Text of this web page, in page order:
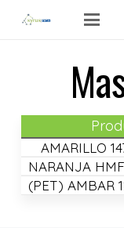
AMARILLO
NARANJA
(PET) AMBAR